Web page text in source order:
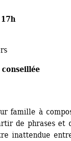
famille à
de phrases et
inattendue